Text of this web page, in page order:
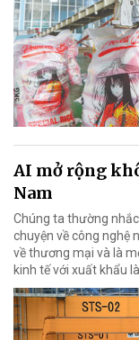
AI mở rộng
Nam
Chúng ta thường
chuyện về công nghệ
về thương mại và là
kinh tế với xuất khẩu